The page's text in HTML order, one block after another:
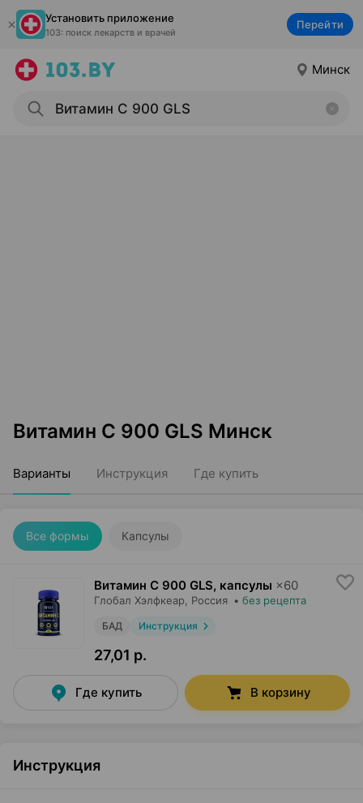
Установить приложение
103: поиск лекарств и врачей
Перейти
Минск
Витамин С 900 GLS Минск
Варианты Инструкция Где купить
Все формы Капсулы
Витамин С 900 GLS, капсулы ×60
Глобал Хэлфкеар , Россия • без рецепта
БАД Инструкция
27,01 р.
Где купить В корзину
Инструкция